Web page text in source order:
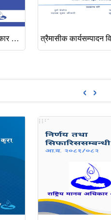
कुसुन्डा समुदायको मानव अधिकार अवस्था अध्ययन प्रतिवेदन-२०८३
‹ ›